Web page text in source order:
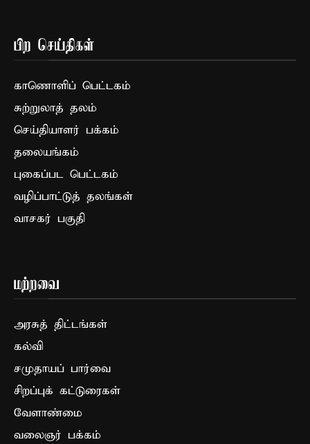
பிற செய்திகள்
காணொளிப் பெட்டகம்
சுற்றுலாத் தலம்
செய்தியாளர் பக்கம்
தலையங்கம்
புகைப்பட பெட்டகம்
வழிப்பாட்டுத் தலங்கள்
வாசகர் பகுதி
மற்றவை
அரசுத் திட்டங்கள்
கல்வி
சமுதாயப் பார்வை
சிறப்புக் கட்டுரைகள்
வேளாண்மை
வலைஞர் பக்கம்